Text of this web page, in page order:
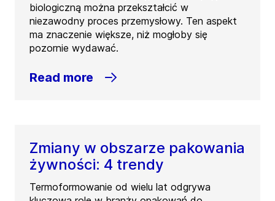
biologiczną można przekształcić w
niezawodny proces przemysłowy. Ten aspekt
ma znaczenie większe, niż mogłoby się
pozornie wydawać.
Read more
Zmiany w obszarze pakowania
żywności: 4 trendy
Termoformowanie od wielu lat odgrywa